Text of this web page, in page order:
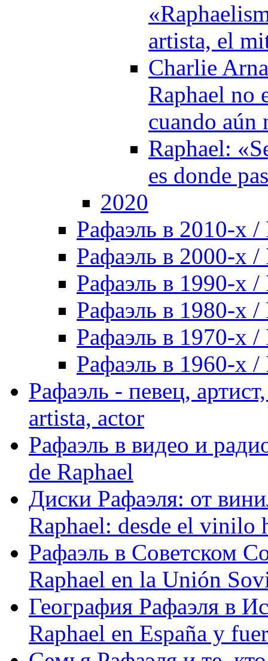
artista, el
Charlie
Raphael no
cuando aún
Raphael:
es donde
2020
Рафаэль в 2010-х /
Рафаэль в 2000-х /
Рафаэль в 1990-х /
Рафаэль в 1980-х /
Рафаэль в 1970-х /
Рафаэль в 1960-х /
Рафаэль - певец,
artista, actor
Рафаэль в видео и
de Raphael
Диски Рафаэля: от
Raphael: desde el vinilo
Рафаэль в Советском
Raphael en la Unión
География Рафаэля в
Raphael en España y